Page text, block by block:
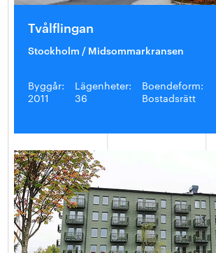
Tvålflingan
Stockholm / Midsommarkransen
Byggår:
2011
Lägenheter:
36
Boendeform:
Bostadsrätt